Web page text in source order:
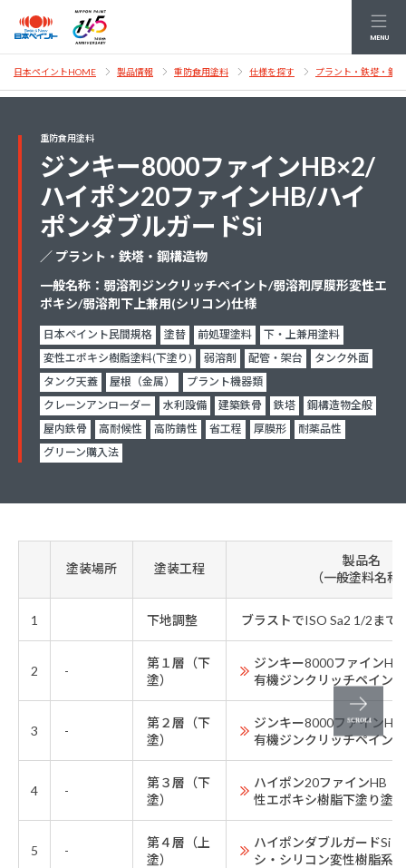
MENU
日本ペイントHOME 製品情報 重防食用塗料 仕様を探す プラント・鉄塔・鋼
重防食用塗料
ジンキー8000ファインHB×2/
ハイポン20ファインHB/ハイ
ポンダブルガードSi
／ プラント・鉄塔・鋼構造物
一般名称：弱溶剤ジンクリッチペイント/弱溶剤厚膜形変性エ
ポキシ/弱溶剤下上兼用(シリコン)仕様
日本ペイント民間規格 塗替 前処理塗料
下・上兼用塗料
変性エポキシ樹脂塗料(下塗り)
弱溶剤 配管・架台
タンク外面
タンク天蓋
屋根（金属）
プラント機器類
クレーンアンローダー
水利設備 建築鉄骨 鉄塔
鋼構造物全般
屋内鉄骨
高耐候性 高防錆性 省工程 厚膜形
耐薬品性
グリーン購入法
塗装場所 塗装工程
製品名
（一般塗料名称
1 下地調整 ブラストでISO Sa2 1/2まで
2 -
第１層（下
塗）
ジンキー8000ファイン
有機ジンクリッチペイン
3 -
第２層（下
塗）
ジンキー8000ファイン
有機ジンクリッチペイン
4 -
第３層（下
塗）
ハイポン20ファインHB（
性エポキシ樹脂下塗り塗
5 -
第４層（上
塗）
ハイポンダブルガードSi
シ・シリコン変性樹脂系